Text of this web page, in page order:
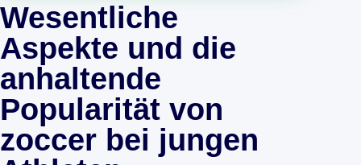
Wesentliche
Aspekte und die
anhaltende
Popularität von
zoccer bei jungen